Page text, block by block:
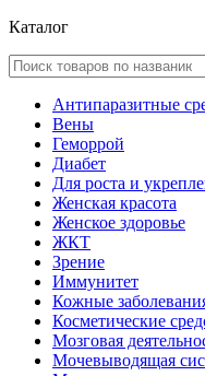
Каталог
Антипаразитные
Вены
Геморрой
Диабет
Для роста и
Женская красота
Женское здоровье
ЖКТ
Зрение
Иммунитет
Кожные
Косметические
Мозговая
Мочевыводящая